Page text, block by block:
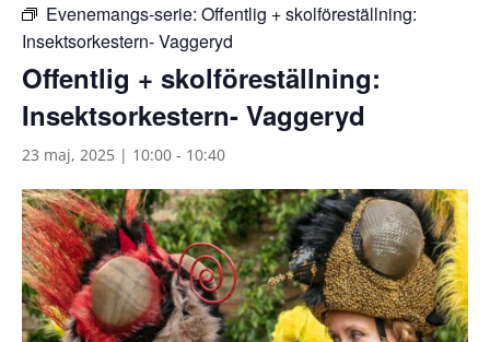
Evenemangs-serie: Offentlig + skolföreställning:
Insektsorkestern- Vaggeryd
Offentlig + skolföreställning:
Insektsorkestern- Vaggeryd
23 maj, 2025 | 10:00 - 10:40